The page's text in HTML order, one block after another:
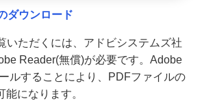
ダウンロード
いただくには、アドビシステムズ社
Reader(無償)が必要です。Adobe
ルすることにより、PDFファイルの
になります。